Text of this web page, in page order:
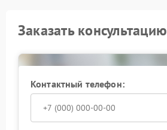
Заказать консультацию
Контактный телефон: